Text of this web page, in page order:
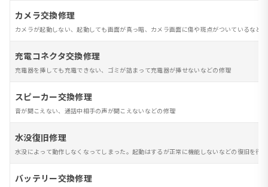
カメラ交換修理
カメラが起動しない、起動しても画面が真っ暗、カメラ画面に傷や斑点がついているなど
充電コネクタ交換修理
充電器を挿しても充電できない、ゴミが詰まって充電器が挿せないなどの修理
スピーカー交換修理
音が聞こえない、通話中相手の声が聞こえないなどの修理
水没復旧修理
水没によって動作しなくなってしまった。起動はするが正常に機能しないなどの復旧を行
バッテリー交換修理